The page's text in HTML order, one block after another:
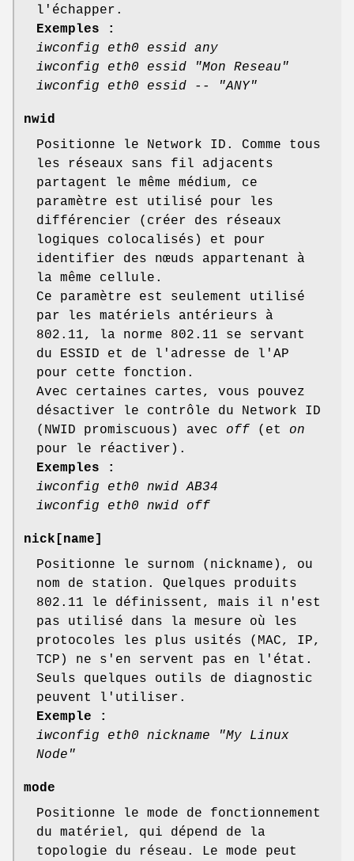
l'échapper.
Exemples :
iwconfig eth0 essid any
iwconfig eth0 essid "Mon Reseau"
iwconfig eth0 essid -- "ANY"
nwid
Positionne le Network ID. Comme tous
les réseaux sans fil adjacents
partagent le même médium, ce
paramètre est utilisé pour les
différencier (créer des réseaux
logiques colocalisés) et pour
identifier des nœuds appartenant à
la même cellule.
Ce paramètre est seulement utilisé
par les matériels antérieurs à
802.11, la norme 802.11 se servant
du ESSID et de l'adresse de l'AP
pour cette fonction.
Avec certaines cartes, vous pouvez
désactiver le contrôle du Network ID
(NWID promiscuous) avec off (et on
pour le réactiver).
Exemples :
iwconfig eth0 nwid AB34
iwconfig eth0 nwid off
nick [name]
Positionne le surnom (nickname), ou
nom de station. Quelques produits
802.11 le définissent, mais il n'est
pas utilisé dans la mesure où les
protocoles les plus usités (MAC, IP,
TCP) ne s'en servent pas en l'état.
Seuls quelques outils de diagnostic
peuvent l'utiliser.
Exemple :
iwconfig eth0 nickname "My Linux
Node"
mode
Positionne le mode de fonctionnement
du matériel, qui dépend de la
topologie du réseau. Le mode peut